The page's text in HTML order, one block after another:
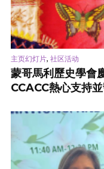
主页幻灯片, 社区活动
蒙哥馬利歷史學
CCACC熱心支持